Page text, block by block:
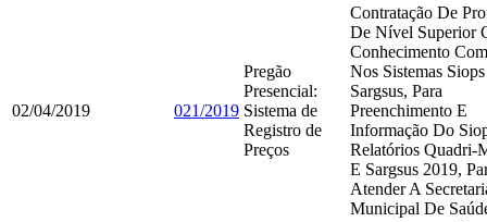
02/04/2019 021/2019
Pregão
Presencial:
Sistema de
Registro de
Preços
Contratação De
De Nível Superior
Conhecimento
Nos Sistemas
Sargsus, Para
Preenchimento E
Informação Do
Relatórios Quadri-
E Sargsus 2019,
Atender A
Municipal De